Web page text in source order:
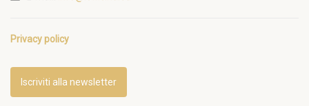
Privacy policy
Iscriviti alla newsletter